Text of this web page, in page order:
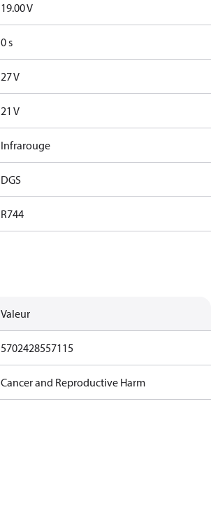
19.00 V
0 s
27 V
21 V
Infrarouge
DGS
R744
Valeur
5702428557115
Cancer and Reproductive Harm